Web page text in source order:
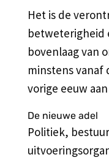
Het is de
betweterigheid
bovenlaag van
minstens vanaf
vorige eeuw
De nieuwe adel
Politiek,